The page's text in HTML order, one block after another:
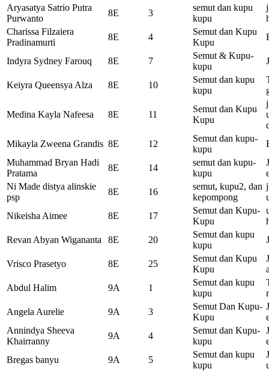
Aryasatya Satrio Putra
Purwanto
8E 3
semut dan kupu
kupu
Charissa Filzaiera
Pradinamurti
8E 4
Semut dan Kupu
Kupu
Indyra Sydney Farouq 8E 7
Semut & Kupu-
kupu
Keiyra Queensya Alza 8E 10
Semut dan kupu
kupu
Medina Kayla Nafeesa 8E 11
Semut dan Kupu
Kupu
Mikayla Zweena Grandis 8E 12
Semut dan kupu-
kupu
Muhammad Bryan Hadi
Pratama
8E 14
semut dan kupu-
kupu
Ni Made distya alinskie
psp
8E 16
semut, kupu2, dan
kepompong
Nikeisha Aimee
8E 17
Semut dan Kupu-
Kupu
Revan Abyan Wigananta
8E 20
Semut dan kupu
kupu
Vrisco Prasetyo 8E 25
Semut dan Kupu
Kupu
Abdul Halim
9A 1
Semut dan kupu
kupu
Angela Aurelie
9A 3
Semut Dan Kupu-
Kupu
Annindya Sheeva
Khairranny
9A 4
Semut dan Kupu-
kupu
Bregas banyu
9A 5
Semut dan kupu
kupu